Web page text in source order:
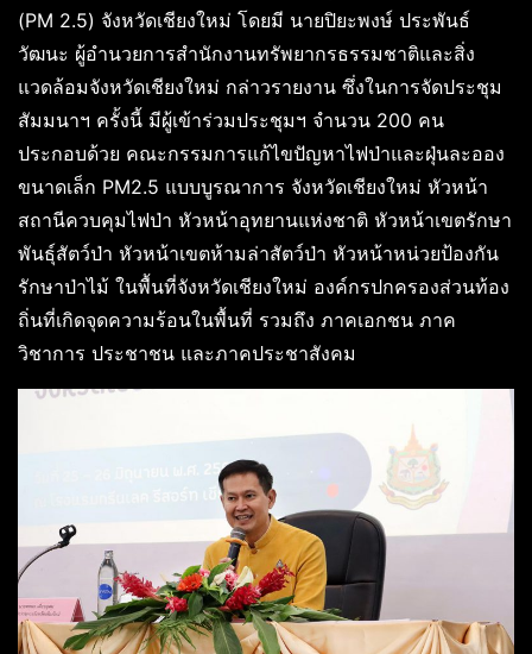
(PM 2.5) จังหวัดเชียงใหม่ โดยมี นายปิยะพงษ์ ประพันธ์
วัฒนะ ผู้อำนวยการสำนักงานทรัพยากรธรรมชาติและสิ่ง
แวดล้อมจังหวัดเชียงใหม่ กล่าวรายงาน ซึ่งในการจัดประชุม
สัมมนาฯ ครั้งนี้ มีผู้เข้าร่วมประชุมฯ จำนวน 200 คน
ประกอบด้วย คณะกรรมการแก้ไขปัญหาไฟป่าและฝุ่นละออง
ขนาดเล็ก PM2.5 แบบบูรณาการ จังหวัดเชียงใหม่ หัวหน้า
สถานีควบคุมไฟป่า หัวหน้าอุทยานแห่งชาติ หัวหน้าเขตรักษา
พันธุ์สัตว์ป่า หัวหน้าเขตห้ามล่าสัตว์ป่า หัวหน้าหน่วยป้องกัน
รักษาป่าไม้ ในพื้นที่จังหวัดเชียงใหม่ องค์กรปกครองส่วนท้อง
ถิ่นที่เกิดจุดความร้อนในพื้นที่ รวมถึง ภาคเอกชน ภาค
วิชาการ ประชาชน และภาคประชาสังคม